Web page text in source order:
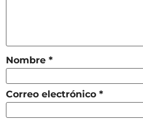
Nombre *
Correo electrónico *